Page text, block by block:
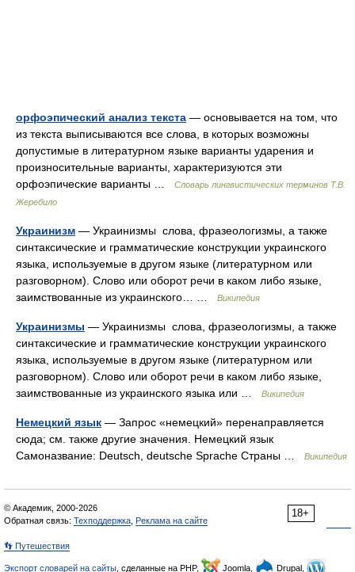
орфоэпический анализ текста — основывается на том, что
из текста выписываются все слова, в которых возможны
допустимые в литературном языке варианты ударения и
произносительные варианты, характеризуются эти
орфоэпические варианты …
Словарь лингвистических терминов Т.В.
Жеребило
Украинизм — Украинизмы слова, фразеологизмы, а также
синтаксические и грамматические конструкции украинского
языка, используемые в другом языке (литературном или
разговорном). Слово или оборот речи в каком либо языке,
заимствованные из украинского… …
Википедия
Украинизмы — Украинизмы слова, фразеологизмы, а также
синтаксические и грамматические конструкции украинского
языка, используемые в другом языке (литературном или
разговорном). Слово или оборот речи в каком либо языке,
заимствованные из украинского языка или …
Википедия
Немецкий язык — Запрос «немецкий» перенаправляется
сюда; см. также другие значения. Немецкий язык
Самоназвание: Deutsch, deutsche Sprache Страны …
Википедия
18+
© Академик, 2000-2026
Обратная связь: Техподдержка Реклама на сайте
👣 Путешествия
Экспорт словарей на сайты , сделанные на PHP, Joomla, Drupal,